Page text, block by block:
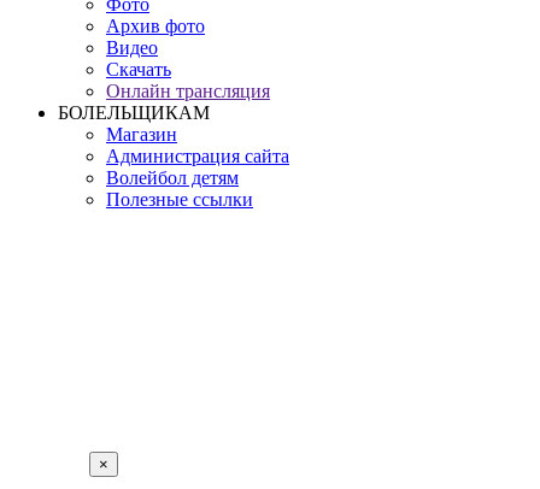
Фото
Архив фото
Видео
Скачать
Онлайн трансляция
БОЛЕЛЬЩИКАМ
Магазин
Администрация сайта
Волейбол детям
Полезные ссылки
×